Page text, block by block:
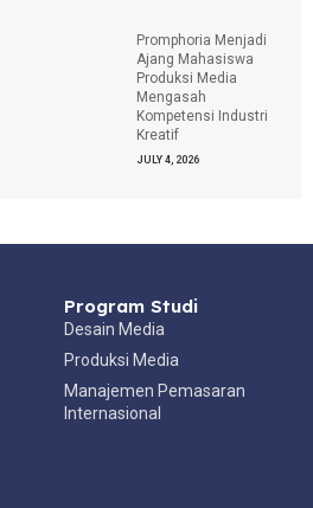
Promphoria Menjadi
Ajang Mahasiswa
Produksi Media
Mengasah
Kompetensi Industri
Kreatif
JULY 4, 2026
Program Studi
Desain Media
Produksi Media
Manajemen Pemasaran
Internasional